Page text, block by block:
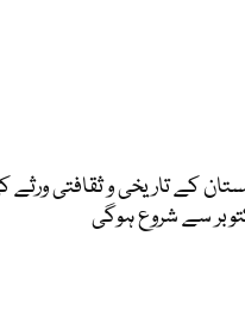
کے تاریخی و ثقافتی ورثے